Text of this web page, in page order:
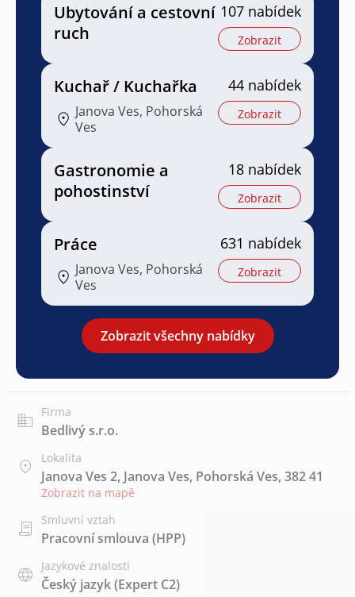
Ubytování a cestovní
ruch
107 nabídek
Zobrazit
Kuchař / Kuchařka
Janova Ves, Pohorská
Ves
44 nabídek
Zobrazit
Gastronomie a
pohostinství
18 nabídek
Zobrazit
Práce
Janova Ves, Pohorská
Ves
631 nabídek
Zobrazit
Zobrazit všechny nabídky
Firma
Bedlivý s.r.o.
Lokalita
Janova Ves 2, Janova Ves, Pohorská Ves, 382 41
Zobrazit na mapě
Smluvní vztah
Pracovní smlouva (HPP)
Jazykové znalosti
Český jazyk(Expert C2)